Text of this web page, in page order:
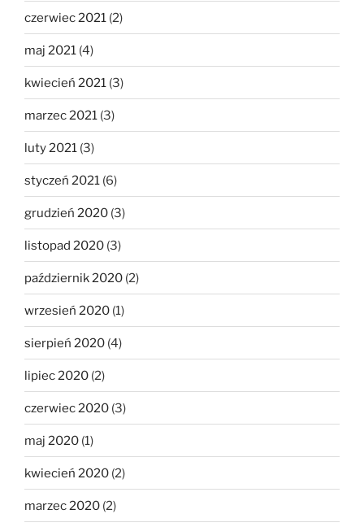
czerwiec 2021 (2)
maj 2021 (4)
kwiecień 2021 (3)
marzec 2021 (3)
luty 2021 (3)
styczeń 2021 (6)
grudzień 2020 (3)
listopad 2020 (3)
październik 2020 (2)
wrzesień 2020 (1)
sierpień 2020 (4)
lipiec 2020 (2)
czerwiec 2020 (3)
maj 2020 (1)
kwiecień 2020 (2)
marzec 2020 (2)